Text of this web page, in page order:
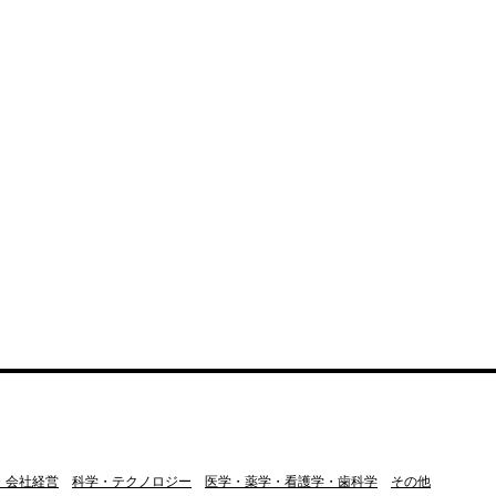
会社経営 科学・テクノロジー 医学・薬学・看護学・歯科学 その他